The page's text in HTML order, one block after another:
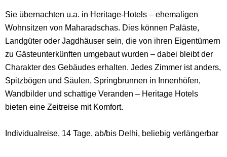
Sie übernachten u.a. in Heritage-Hotels – ehemaligen
Wohnsitzen von Maharadschas. Dies können Paläste,
Landgüter oder Jagdhäuser sein, die von ihren Eigentümern
zu Gästeunterkünften umgebaut wurden – dabei bleibt der
Charakter des Gebäudes erhalten. Jedes Zimmer ist anders,
Spitzbögen und Säulen, Springbrunnen in Innenhöfen,
Wandbilder und schattige Veranden – Heritage Hotels
bieten eine Zeitreise mit Komfort.
Individualreise, 14 Tage, ab/bis Delhi, beliebig verlängerbar